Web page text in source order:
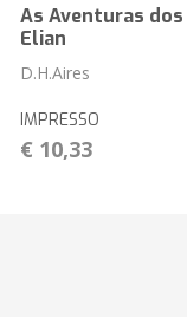
As Aventuras
Elian
D.H.Aires
IMPRESSO
€ 10,33